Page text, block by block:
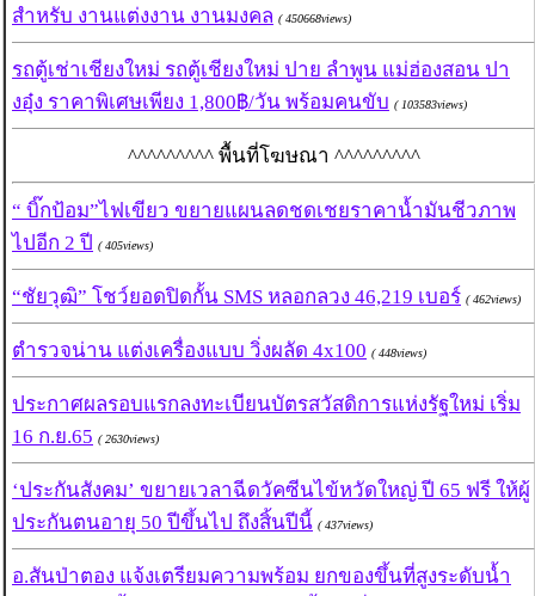
สำหรับ งานแต่งงาน งานมงคล ( 450668views)
รถตู้เช่าเชียงใหม่ รถตู้เชียงใหม่ ปาย ลำพูน แม่ฮ่องสอน ปา
งอุ๋ง ราคาพิเศษเพียง 1,800฿/วัน พร้อมคนขับ ( 103583views)
^^^^^^^^^ พื้นที่โฆษณา ^^^^^^^^^
“ บิ๊กป้อม”ไฟเขียว ขยายแผนลดชดเชยราคาน้ำมันชีวภาพ
ไปอีก 2 ปี ( 405views)
“ชัยวุฒิ” โชว์ยอดปิดกั้น SMS หลอกลวง 46,219 เบอร์ ( 462views)
ตำรวจน่าน แต่งเครื่องแบบ วิ่งผลัด 4x100 ( 448views)
ประกาศผลรอบแรกลงทะเบียนบัตรสวัสดิการแห่งรัฐใหม่ เริ่ม
16 ก.ย.65 ( 2630views)
‘ประกันสังคม’ ขยายเวลาฉีดวัคซีนไข้หวัดใหญ่ ปี 65 ฟรี ให้ผู้
ประกันตนอายุ 50 ปีขึ้นไป ถึงสิ้นปีนี้ ( 437views)
อ.สันป่าตอง แจ้งเตรียมความพร้อม ยกของขึ้นที่สูงระดับน้ำ